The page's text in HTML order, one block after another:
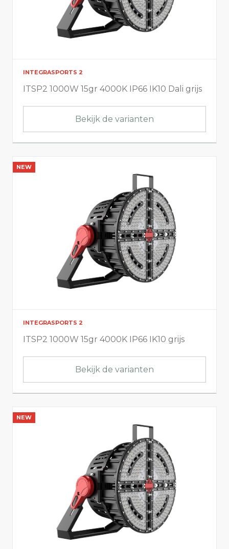
INTEGRASPORTS 2
ITSP2 1000W 15gr 4000K IP66 IK10 Dali grijs
Bekijk de varianten
NEW
INTEGRASPORTS 2
ITSP2 1000W 15gr 4000K IP66 IK10 grijs
Bekijk de varianten
NEW